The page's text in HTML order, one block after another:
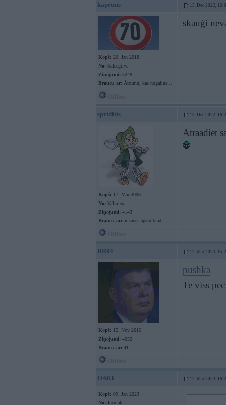
kaprons 13. Dec 2022,
Kopš: 20. Jan 2018
No: Salacgrīva
Ziņojumi: 5248
Braucu ar: Ātrumu, kas nogalina...
skauģi
spriditis 13. Dec 2022,
Kopš: 17. Mar 2006
No: Valmiera
Ziņojumi: 4143
Braucu ar: ar savu lāpstu blad
Atraadiet
RR04 12. Mar 2023,
Kopš: 15. Nov 2016
Ziņojumi: 4052
Braucu ar: 41
pushka
Te viss
OA83 12. Mar 2023,
Kopš: 09. Jan 2023
No: Jūrmala